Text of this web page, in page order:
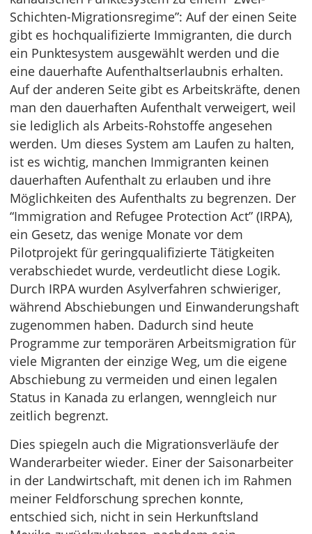
Schichten-Migrationsregime”: Auf der einen Seite
gibt es hochqualifizierte Immigranten, die durch
ein Punktesystem ausgewählt werden und die
eine dauerhafte Aufenthaltserlaubnis erhalten.
Auf der anderen Seite gibt es Arbeitskräfte, denen
man den dauerhaften Aufenthalt verweigert, weil
sie lediglich als Arbeits-Rohstoffe angesehen
werden. Um dieses System am Laufen zu halten,
ist es wichtig, manchen Immigranten keinen
dauerhaften Aufenthalt zu erlauben und ihre
Möglichkeiten des Aufenthalts zu begrenzen. Der
“Immigration and Refugee Protection Act” (IRPA),
ein Gesetz, das wenige Monate vor dem
Pilotprojekt für geringqualifizierte Tätigkeiten
verabschiedet wurde, verdeutlicht diese Logik.
Durch IRPA wurden Asylverfahren schwieriger,
während Abschiebungen und Einwanderungshaft
zugenommen haben. Dadurch sind heute
Programme zur temporären Arbeitsmigration für
viele Migranten der einzige Weg, um die eigene
Abschiebung zu vermeiden und einen legalen
Status in Kanada zu erlangen, wenngleich nur
zeitlich begrenzt.
Dies spiegeln auch die Migrationsverläufe der
Wanderarbeiter wieder. Einer der Saisonarbeiter
in der Landwirtschaft, mit denen ich im Rahmen
meiner Feldforschung sprechen konnte,
entschied sich, nicht in sein Herkunftsland